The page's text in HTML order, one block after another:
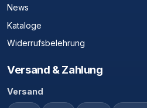
News
Kataloge
Widerrufsbelehrung
Versand & Zahlung
Versand